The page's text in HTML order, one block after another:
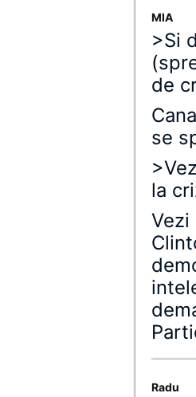
MIA
>Si
de
se
la
Vezi
Radu